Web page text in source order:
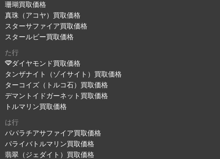
珊瑚買取価格
真珠（アコヤ）買取価格
スターサファイア買取価格
スタールビー買取価格
た行
ダイヤモンド買取価格
タンザナイト（ゾイサイト）買取価格
ターコイズ（トルコ石）買取価格
デマントイドガーネット買取価格
トルマリン買取価格
は行
パパラチアサファイア買取価格
パライバトルマリン買取価格
翡翠（ジェダイト）買取価格